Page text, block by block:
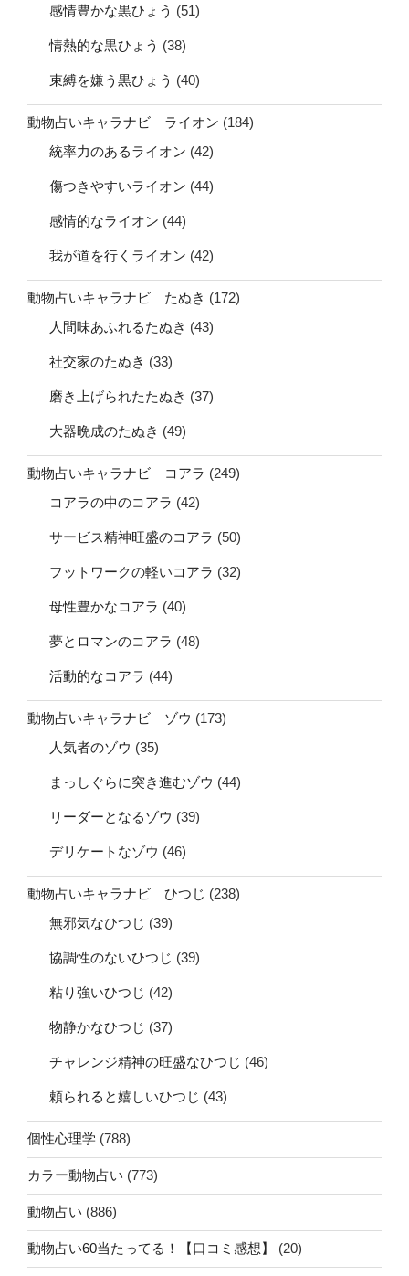
感情豊かな黒ひょう (51)
情熱的な黒ひょう (38)
束縛を嫌う黒ひょう (40)
動物占いキャラナビ ライオン (184)
統率力のあるライオン (42)
傷つきやすいライオン (44)
感情的なライオン (44)
我が道を行くライオン (42)
動物占いキャラナビ たぬき (172)
人間味あふれるたぬき (43)
社交家のたぬき (33)
磨き上げられたたぬき (37)
大器晩成のたぬき (49)
動物占いキャラナビ コアラ (249)
コアラの中のコアラ (42)
サービス精神旺盛のコアラ (50)
フットワークの軽いコアラ (32)
母性豊かなコアラ (40)
夢とロマンのコアラ (48)
活動的なコアラ (44)
動物占いキャラナビ ゾウ (173)
人気者のゾウ (35)
まっしぐらに突き進むゾウ (44)
リーダーとなるゾウ (39)
デリケートなゾウ (46)
動物占いキャラナビ ひつじ (238)
無邪気なひつじ (39)
協調性のないひつじ (39)
粘り強いひつじ (42)
物静かなひつじ (37)
チャレンジ精神の旺盛なひつじ (46)
頼られると嬉しいひつじ (43)
個性心理学 (788)
カラー動物占い (773)
動物占い (886)
動物占い60当たってる！【口コミ感想】 (20)